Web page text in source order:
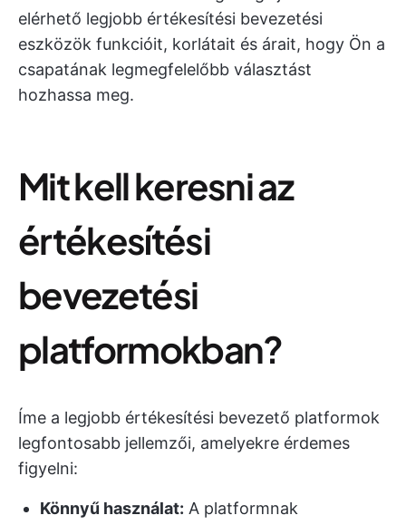
elérhető legjobb értékesítési bevezetési
eszközök funkcióit, korlátait és árait, hogy Ön a
csapatának legmegfelelőbb választást
hozhassa meg.
Mit kell keresni az
értékesítési
bevezetési
platformokban?
Íme a legjobb értékesítési bevezető platformok
legfontosabb jellemzői, amelyekre érdemes
figyelni:
Könnyű használat: A platformnak